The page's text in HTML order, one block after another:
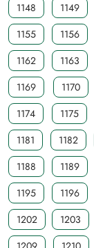
1148
1149
1155
1156
1162
1163
1169
1170
1174
1175
1181
1182
1188
1189
1195
1196
1202
1203